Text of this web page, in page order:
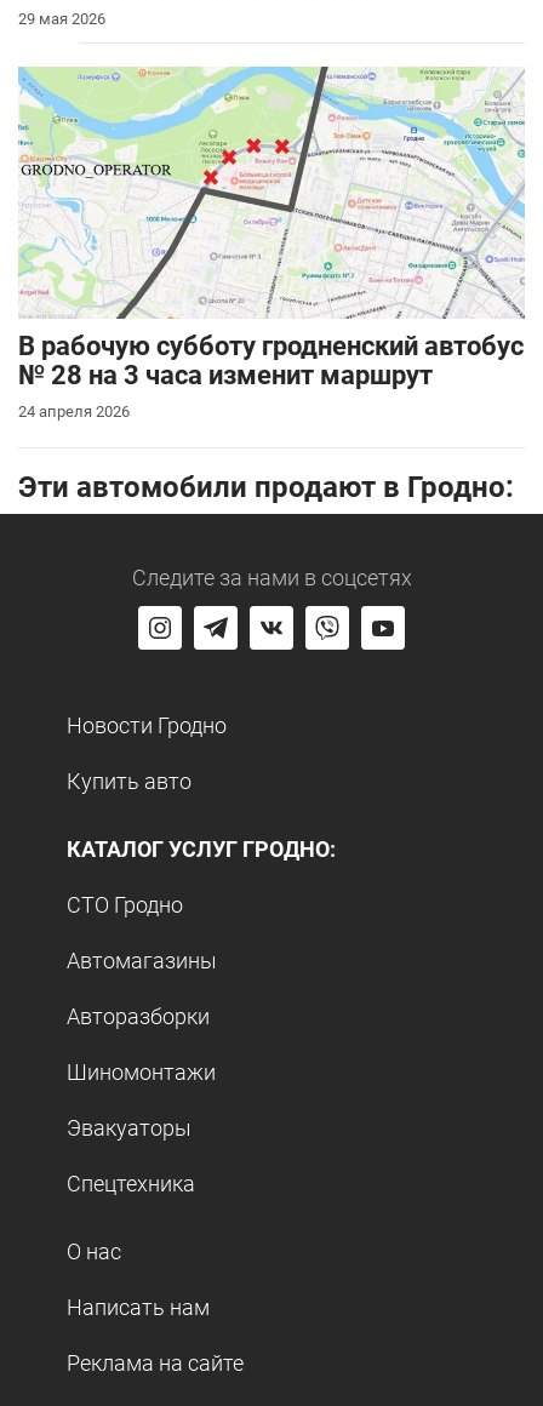
29 мая 2026
В рабочую субботу гродненский автобус
№ 28 на 3 часа изменит маршрут
24 апреля 2026
Эти автомобили продают в Гродно:
Следите за нами в соцсетях
Новости Гродно
Купить авто
КАТАЛОГ УСЛУГ ГРОДНО:
СТО Гродно
Автомагазины
Авторазборки
Шиномонтажи
Эвакуаторы
Спецтехника
О нас
Написать нам
Реклама на сайте